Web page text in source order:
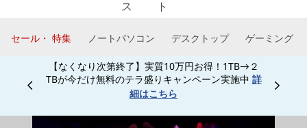
ン
ッ
ス
ト
セール・ 特集 ノートパソコン デスクトップ ゲーミング
【なくなり次第終了】実質10万円お得！1TB→２
TBが今だけ無料のテラ盛りキャンペーン実施中 詳
細はこちらCurrently displaying item 3 of